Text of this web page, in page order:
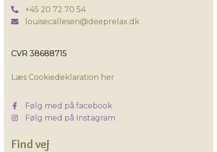
+45 20 72 70 54
louisecallesen@deeprelax.dk
CVR 38688715​
​Læs Cookiedeklaration her
Følg med på facebook
Følg med på Instagram
Find vej